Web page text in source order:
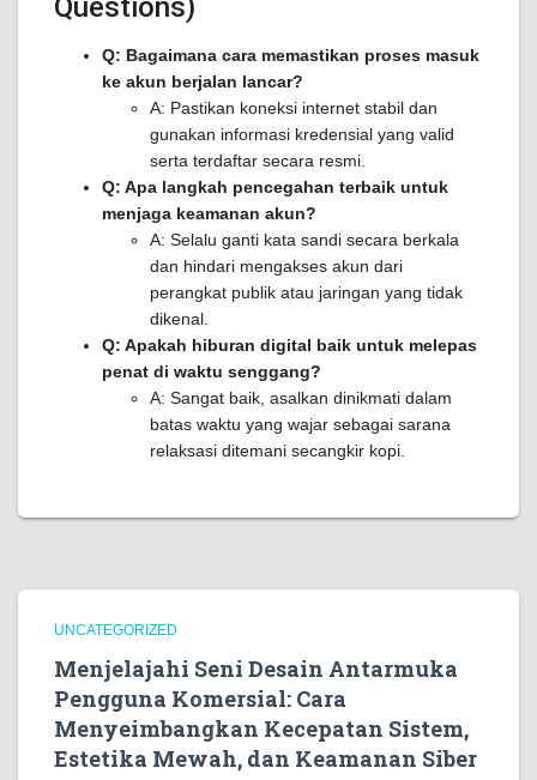
Questions)
Q: Bagaimana cara memastikan proses masuk
ke akun berjalan lancar?
A: Pastikan koneksi internet stabil dan
gunakan informasi kredensial yang valid
serta terdaftar secara resmi.
Q: Apa langkah pencegahan terbaik untuk
menjaga keamanan akun?
A: Selalu ganti kata sandi secara berkala
dan hindari mengakses akun dari
perangkat publik atau jaringan yang tidak
dikenal.
Q: Apakah hiburan digital baik untuk melepas
penat di waktu senggang?
A: Sangat baik, asalkan dinikmati dalam
batas waktu yang wajar sebagai sarana
relaksasi ditemani secangkir kopi.
UNCATEGORIZED
Menjelajahi Seni Desain Antarmuka
Pengguna Komersial: Cara
Menyeimbangkan Kecepatan Sistem,
Estetika Mewah, dan Keamanan Siber